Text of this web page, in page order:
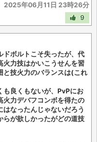
2025年06月11日 23時26分
9
ドボルトこそ失ったが、代
火力技はかいこうせんを習
と技火力のバランスは(これ
も良くもないが、PvPにお
火力デバフコンボを得たの
なったんじゃないだろう
らが欲しかったがどの道技